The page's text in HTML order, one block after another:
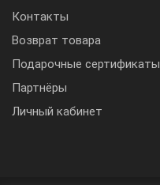
Контакты
Возврат товара
Подарочные сертификаты
Партнёры
Личный кабинет